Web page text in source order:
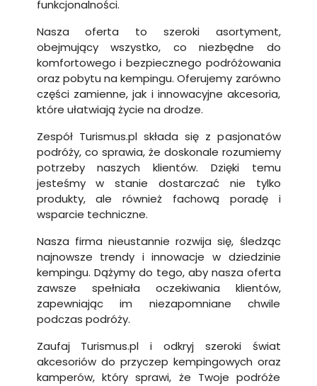
funkcjonalności.
Nasza oferta to szeroki asortyment,
obejmujący wszystko, co niezbędne do
komfortowego i bezpiecznego podróżowania
oraz pobytu na kempingu. Oferujemy zarówno
części zamienne, jak i innowacyjne akcesoria,
które ułatwiają życie na drodze.
Zespół Turismus.pl składa się z pasjonatów
podróży, co sprawia, że doskonale rozumiemy
potrzeby naszych klientów. Dzięki temu
jesteśmy w stanie dostarczać nie tylko
produkty, ale również fachową poradę i
wsparcie techniczne.
Nasza firma nieustannie rozwija się, śledząc
najnowsze trendy i innowacje w dziedzinie
kempingu. Dążymy do tego, aby nasza oferta
zawsze spełniała oczekiwania klientów,
zapewniając im niezapomniane chwile
podczas podróży.
Zaufaj Turismus.pl i odkryj szeroki świat
akcesoriów do przyczep kempingowych oraz
kamperów, który sprawi, że Twoje podróże